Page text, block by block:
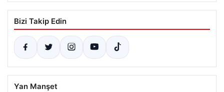
Bizi Takip Edin
Yan Manşet